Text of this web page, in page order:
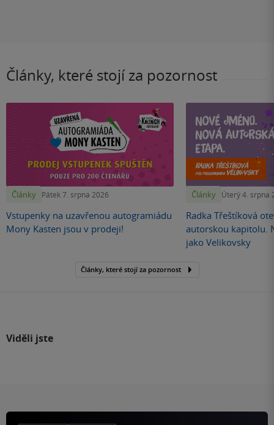
Články, které stojí za pozornost
Články Pátek 7. srpna 2026
Vstupenky na uzavřenou autogramiádu
Mony Kasten jsou v prodeji!
Články Úterý 4. srpna
Radka Třeštíková
autorskou kapitolu.
jako Velikovsky
Články, které stojí za pozornost
Viděli jste